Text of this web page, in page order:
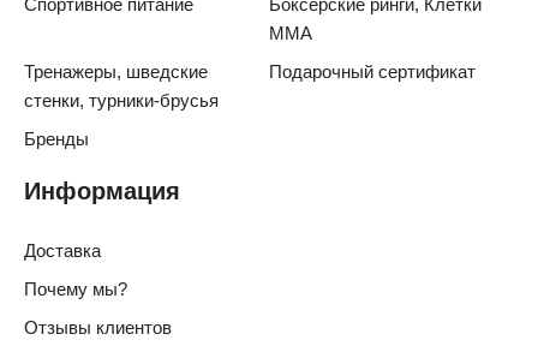
Спортивное питание
Боксерские ринги, Клетки
ММА
Тренажеры, шведские
стенки, турники-брусья
Подарочный сертификат
Бренды
Информация
Доставка
Почему мы?
Отзывы клиентов